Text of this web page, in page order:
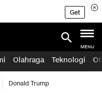
Get
MENU
Olahraga Teknologi
Donald Trump